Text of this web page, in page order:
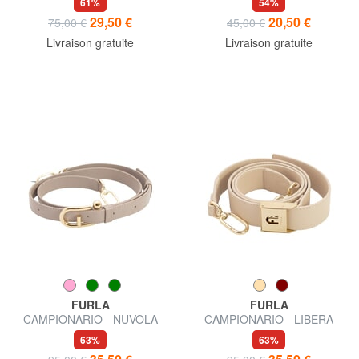
75,00 € 29,50 €
Livraison gratuite
45,00 € 20,50 €
Livraison gratuite
FURLA
CAMPIONARIO - NUVOLA
bandoulière en cuir
63%
FURLA
CAMPIONARIO - LIBERA
Bandoulière
63%